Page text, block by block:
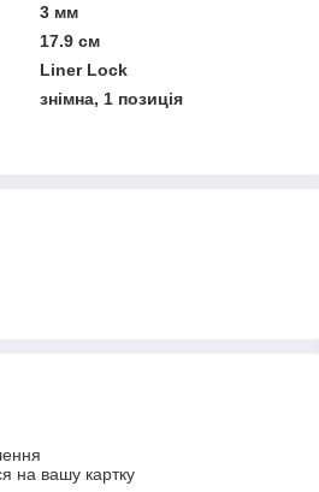
3 мм
17.9 см
Liner Lock
знімна, 1 позиція
на вашу картку